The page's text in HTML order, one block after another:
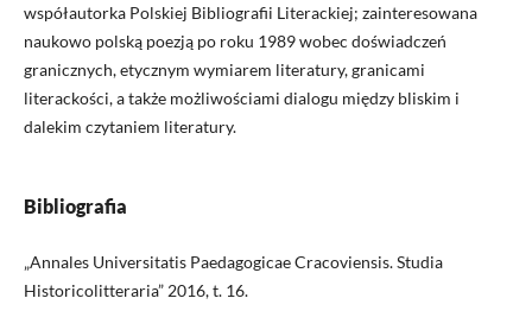
współautorka Polskiej Bibliografii Literackiej; zainteresowana
naukowo polską poezją po roku 1989 wobec doświadczeń
granicznych, etycznym wymiarem literatury, granicami
literackości, a także możliwościami dialogu między bliskim i
dalekim czytaniem literatury.
Bibliografia
„Annales Universitatis Paedagogicae Cracoviensis. Studia
Historicolitteraria” 2016, t. 16.